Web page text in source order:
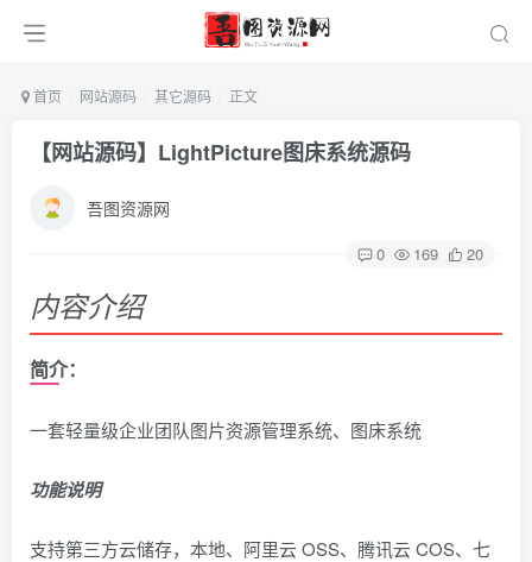
首页 网站源码 其它源码 正文
【网站源码】LightPicture图床系统源码
吾图资源网
0 169 20
内容介绍
简介：
一套轻量级企业团队图片资源管理系统、图床系统
功能说明
支持第三方云储存，本地、阿里云 OSS、腾讯云 COS、七